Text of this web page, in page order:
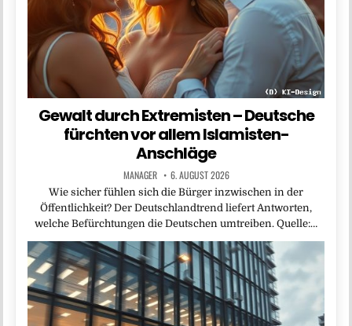
Gewalt durch Extremisten – Deutsche
fürchten vor allem Islamisten-
Anschläge
MANAGER 6. AUGUST 2026
Wie sicher fühlen sich die Bürger inzwischen in der
Öffentlichkeit? Der Deutschlandtrend liefert Antworten,
welche Befürchtungen die Deutschen umtreiben. Quelle:…